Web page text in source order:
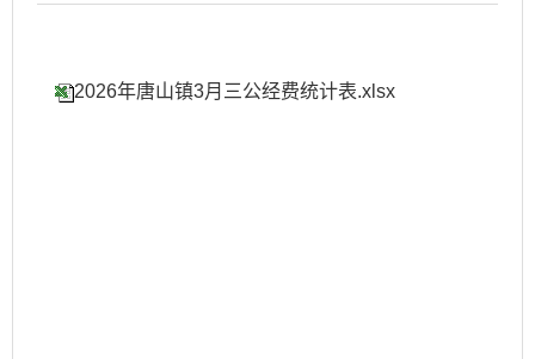
2026年唐山镇3月三公经费统计表.xlsx